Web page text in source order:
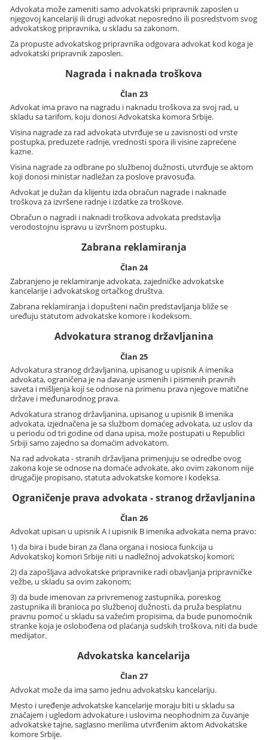
Advokata može zameniti samo advokatski pripravnik zaposlen u
njegovoj kancelariji ili drugi advokat neposredno ili posredstvom svog
advokatskog pripravnika, u skladu sa zakonom.
Za propuste advokatskog pripravnika odgovara advokat kod koga je
advokatski pripravnik zaposlen.
Nagrada i naknada troškova
Član 23
Advokat ima pravo na nagradu i naknadu troškova za svoj rad, u
skladu sa tarifom, koju donosi Advokatska komora Srbije.
Visina nagrade za rad advokata utvrđuje se u zavisnosti od vrste
postupka, preduzete radnje, vrednosti spora ili visine zaprećene
kazne.
Visina nagrade za odbrane po službenoj dužnosti, utvrđuje se aktom
koji donosi ministar nadležan za poslove pravosuđa.
Advokat je dužan da klijentu izda obračun nagrade i naknade
troškova za izvršene radnje i izdatke za troškove.
Obračun o nagradi i naknadi troškova advokata predstavlja
verodostojnu ispravu u izvršnom postupku.
Zabrana reklamiranja
Član 24
Zabranjeno je reklamiranje advokata, zajedničke advokatske
kancelarije i advokatskog ortačkog društva.
Zabrana reklamiranja i dopušteni način predstavljanja bliže se
uređuju statutom advokatske komore i kodeksom.
Advokatura stranog državljanina
Član 25
Advokatura stranog državljanina, upisanog u upisnik A imenika
advokata, ograničena je na davanje usmenih i pismenih pravnih
saveta i mišljenja koji se odnose na primenu prava njegove matične
države i međunarodnog prava.
Advokatura stranog državljanina, upisanog u upisnik B imenika
advokata, izjednačena je sa službom domaćeg advokata, uz uslov da
u periodu od tri godine od dana upisa, može postupati u Republici
Srbiji samo zajedno sa domaćim advokatom.
Na rad advokata - stranih državljana primenjuju se odredbe ovog
zakona koje se odnose na domaće advokate, ako ovim zakonom nije
drugačije propisano, statuta advokatske komore i kodeksa.
Ograničenje prava advokata - stranog državljanina
Član 26
Advokat upisan u upisnik A i upisnik B imenika advokata nema pravo:
1) da bira i bude biran za člana organa i nosioca funkcija u
Advokatskoj komori Srbije niti u nadležnoj advokatskoj komori;
2) da zapošljava advokatske pripravnike radi obavljanja pripravničke
vežbe, u skladu sa ovim zakonom;
3) da bude imenovan za privremenog zastupnika, poreskog
zastupnika ili branioca po službenoj dužnosti, da pruža besplatnu
pravnu pomoć u skladu sa važećim propisima, da bude punomoćnik
stranke koja je oslobođena od plaćanja sudskih troškova, niti da bude
medijator.
Advokatska kancelarija
Član 27
Advokat može da ima samo jednu advokatsku kancelariju.
Mesto i uređenje advokatske kancelarije moraju biti u skladu sa
značajem i ugledom advokature i uslovima neophodnim za čuvanje
advokatske tajne, saglasno merilima utvrđenim aktom Advokatske
komore Srbije.